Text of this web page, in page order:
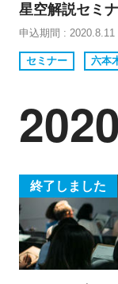
星空解説セミ
申込期間 : 2020.8.11
セミナー 六本
終了しました